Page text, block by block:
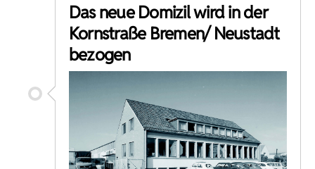
Das neue Domizil wird in der
Kornstraße Bremen/ Neustadt
bezogen